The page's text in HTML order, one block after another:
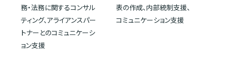
務・法務に関するコンサル
ティング、アライアンスパー
トナーとのコミュニケーシ
ョン支援
表の作成、内部統制支援、
コミュニケーション支援